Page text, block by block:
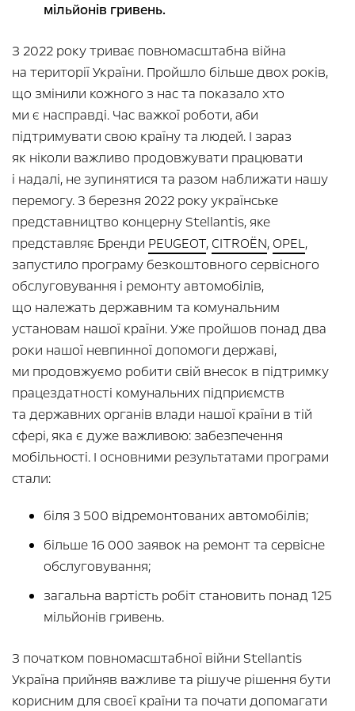
мільйонів гривень.
З 2022 року триває повномасштабна війна
на території України. Пройшло більше двох років,
що змінили кожного з нас та показало хто
ми є насправді. Час важкої роботи, аби
підтримувати свою країну та людей. І зараз
як ніколи важливо продовжувати працювати
і надалі, не зупинятися та разом наближати нашу
перемогу. З березня 2022 року українське
представництво концерну Stellantis, яке
представляє Бренди PEUGEOT, CITROËN, OPEL,
запустило програму безкоштовного сервісного
обслуговування і ремонту автомобілів,
що належать державним та комунальним
установам нашої країни. Уже пройшов понад два
роки нашої невпинної допомоги державі,
ми продовжуємо робити свій внесок в підтримку
працездатності комунальних підприємств
та державних органів влади нашої країни в тій
сфері, яка є дуже важливою: забезпечення
мобільності. І основними результатами програми
стали:
біля 3 500 відремонтованих автомобілів;
більше 16 000 заявок на ремонт та сервісне
обслуговування;
загальна вартість робіт становить понад 125
мільйонів гривень.
З початком повномасштабної війни Stellantis
Україна прийняв важливе та рішуче рішення бути
корисним для своєї країни та почати допомагати